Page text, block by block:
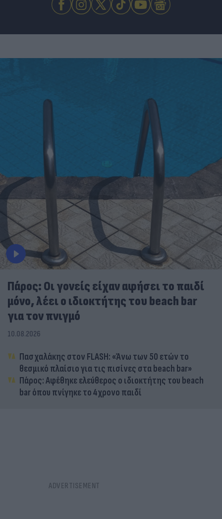
Πάρος: Οι γονείς είχαν αφήσει το παιδί
μόνο, λέει ο ιδιοκτήτης του beach bar
για τον πνιγμό
10.08.2026
Πασχαλάκης στον FLASH: «Άνω των 50 ετών το
θεσμικό πλαίσιο για τις πισίνες στα beach bar»
Πάρος: Αφέθηκε ελεύθερος ο ιδιοκτήτης του beach
bar όπου πνίγηκε το 4χρονο παιδί